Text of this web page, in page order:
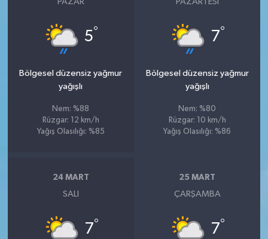
5°
Bölgesel düzensiz yağmur
yağışlı
Nem: %88
Rüzgar: 12 km/h
Yağış Olasılığı: %85
7°
Bölgesel düzensiz yağmur
yağışlı
Nem: %80
Rüzgar: 10 km/h
Yağış Olasılığı: %86
24 MART
SALI
7°
25 MART
ÇARŞAMBA
7°